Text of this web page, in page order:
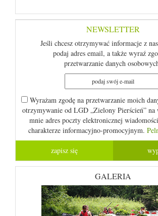
NEWSLETTER
Jeśli chcesz otrzymywać informacje z
podaj adres email, a także wyraź
przetwarzanie danych
Wyrażam zgodę na przetwarzanie moich
otrzymywanie od LGD „Zielony Pierścień” na
mnie adres poczty elektronicznej
charakterze informacyjno-promocyjnym.
GALERIA